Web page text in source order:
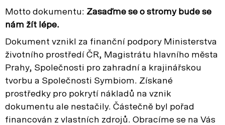
Motto dokumentu: Zasaďme se o stromy bude se
nám žít lépe.
Dokument vznikl za finanční podpory Ministerstva
životního prostředí ČR, Magistrátu hlavního města
Prahy, Společnosti pro zahradní a krajinářskou
tvorbu a Společnosti Symbiom. Získané
prostředky pro pokrytí nákladů na vznik
dokumentu ale nestačily. Částečně byl pořad
financován z vlastních zdrojů. Obracíme se na Vás